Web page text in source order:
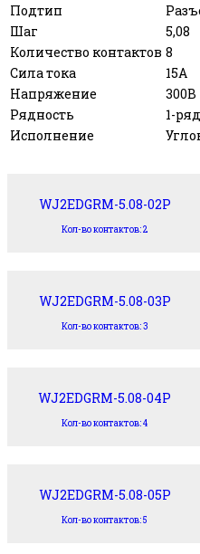
Подтип
Шаг
5,08
Количество контактов 8
Сила тока
15А
Напряжение
300В
Рядность
1-
Исполнение
WJ2EDGRM-5.08-02P
Кол-во контактов: 2
WJ2EDGRM-5.08-03P
Кол-во контактов: 3
WJ2EDGRM-5.08-04P
Кол-во контактов: 4
WJ2EDGRM-5.08-05P
Кол-во контактов: 5